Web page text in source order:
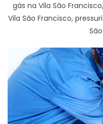
gás na Vila São
Vila São Francisco,